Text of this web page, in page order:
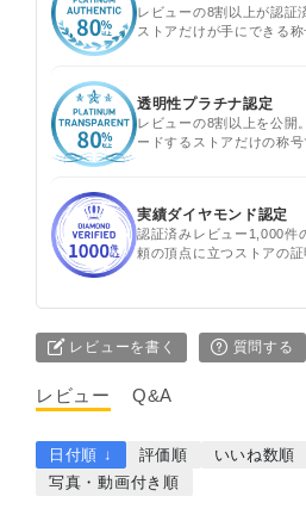
レビューの8割以上が認証
ストアだけが手にできる称
透明性プラチナ認定
レビューの8割以上を公開
ードするストアだけの称号
実績ダイヤモンド認定
認証済みレビュー1,000件
頼の頂点に立つストアの証
レビューを書く 質問する
レビュー Q&A
日付順 ↓ 評価順 いいね数順
写真・動画付き順